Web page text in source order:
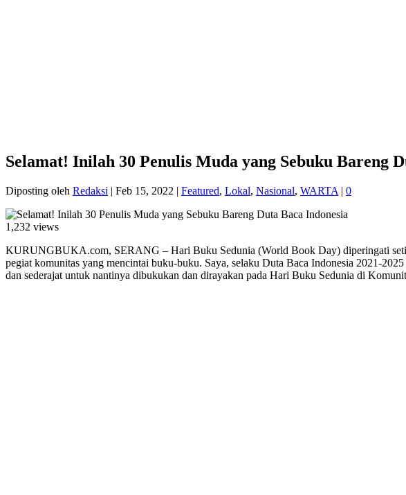
Selamat! Inilah 30 Penulis Muda yang Sebuku Bareng
Diposting oleh Redaksi | Feb 15, 2022 | Featured, Lokal, Nasional, WARTA | 0
1,232 views
KURUNGBUKA.com, SERANG – Hari Buku Sedunia (World Book Day) diperingati
pegiat komunitas yang mencintai buku-buku. Saya, selaku Duta Baca Indonesia 2021-
dan sederajat untuk nantinya dibukukan dan dirayakan pada Hari Buku Sedunia di